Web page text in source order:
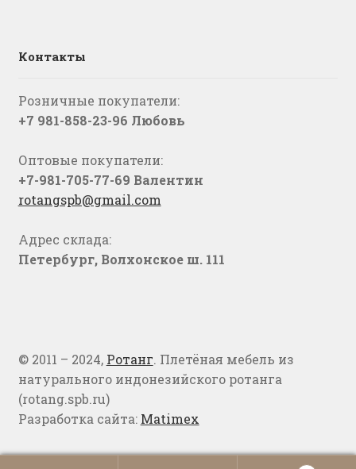
Контакты
Розничные покупатели:
+7 981-858-23-96 Любовь
Оптовые покупатели:
+7-981-705-77-69 Валентин
rotangspb@gmail.com
Адрес склада:
Петербург, Волхонское ш. 111
© 2011 – 2024, Ротанг. Плетёная мебель из
натурального индонезийского ротанга
(rotang.spb.ru)
Разработка сайта: Matimex